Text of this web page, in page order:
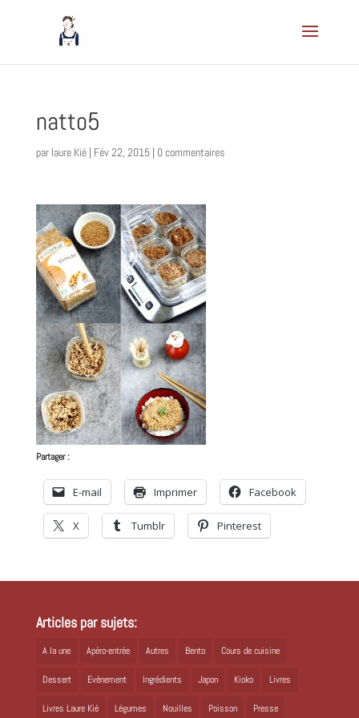
natto5
par laure Kié| Fév 22, 2015| 0 commentaires
Partager :
E-mail Imprimer Facebook
X Tumblr Pinterest
Articles par sujets:
A la une Apéro-entrée Autres Bento Cours de cuisine
Dessert Evènement Ingrédients Japon Kioko Livres
Livres Laure Kié Légumes Nouilles Poisson Presse